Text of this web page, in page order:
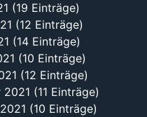
(19 Einträge)
(12 Einträge)
(14 Einträge)
(10 Einträge)
(12 Einträge)
2021 (11 Einträge)
(10 Einträge)